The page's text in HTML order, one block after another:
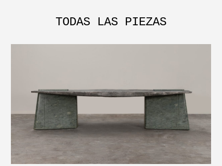
TODAS LAS PIEZAS